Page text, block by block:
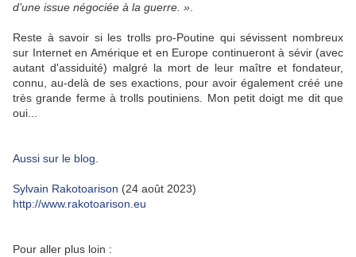
d’une issue négociée à la guerre. »
Reste à savoir si les trolls pro-Poutine qui sévissent nombreux
sur Internet en Amérique et en Europe continueront à sévir (avec
autant d'assiduité) malgré la mort de leur maître et fondateur,
connu, au-delà de ses exactions, pour avoir également créé une
très grande ferme à trolls poutiniens. Mon petit doigt me dit que
oui...
Aussi sur le blog.
Sylvain Rakotoarison (24 août 2023)
http://www.rakotoarison.eu
Pour aller plus loin :